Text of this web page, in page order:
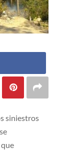
siniestros